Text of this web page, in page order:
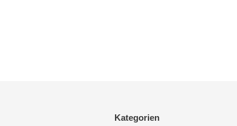
Kategorien